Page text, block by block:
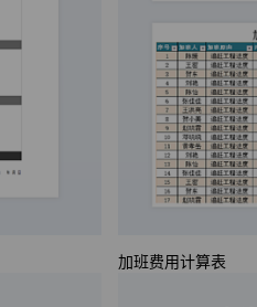
加班费用计算表